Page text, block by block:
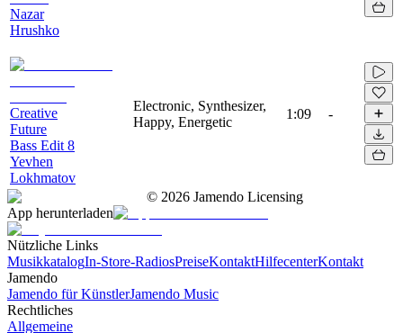
Nazar
Hrushko
Creative
Future
Bass Edit 8
Yevhen
Lokhmatov
Electronic, Synthesizer,
Happy, Energetic
1:09 -
© 2026 Jamendo Licensing
App herunterladen
Nützliche Links
MusikkatalogIn-Store-RadiosPreiseKontaktHilfecenterKontakt
Jamendo
Jamendo für KünstlerJamendo Music
Rechtliches
Allgemeine